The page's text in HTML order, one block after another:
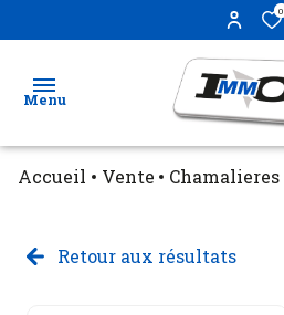
0
Menu
Locations
Accueil Vente Chamalieres
Retour aux résultats